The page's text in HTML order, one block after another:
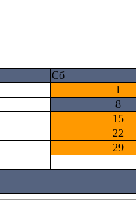
Сб
1
8
15
22
29